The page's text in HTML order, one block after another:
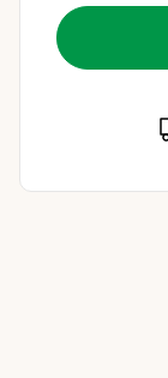
5 points